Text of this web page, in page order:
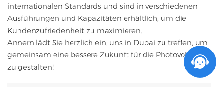
internationalen Standards und sind in verschiedenen
Ausführungen und Kapazitäten erhältlich, um die
Kundenzufriedenheit zu maximieren.
Annern lädt Sie herzlich ein, uns in Dubai zu treffen, um
gemeinsam eine bessere Zukunft für die Photovoltaik
zu gestalten!